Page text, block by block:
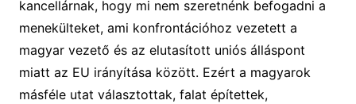
kancellárnak, hogy mi nem szeretnénk befogadni a
menekülteket, ami konfrontációhoz vezetett a
magyar vezető és az elutasított uniós álláspont
miatt az EU irányítása között. Ezért a magyarok
másféle utat választottak, falat építettek,